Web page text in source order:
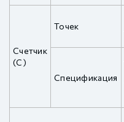
Счетчик
(C)
Точек
Спецификация